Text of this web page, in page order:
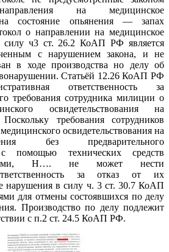
на медицинское
на состояние опьянения — запах
о направлении на медицинское
силу ч3 ст. 26.2 КоАП РФ является
с нарушением закона, и не
в ходе производства но делу об
Статьёй 12.26 КоАП РФ
ответственность за
требования сотрудника милиции о
освидетельствования на
требования сотрудников
освидетельствования на
без предварительного
с помощью технических средств
Н…. не может нести
за отказ от их
нарушения в силу ч. 3 ст. 30.7 КоАП
для отмены состоявшихся по делу
Производство по делу подлежит
с п.2 ст. 24.5 КоАП РФ.